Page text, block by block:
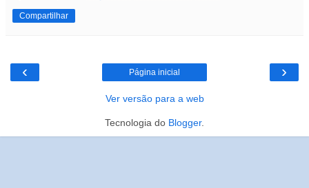
Compartilhar
‹ ›
Página inicial
Ver versão para a web
Tecnologia do Blogger.